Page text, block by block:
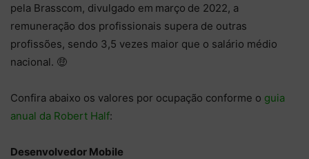
pela Brasscom, divulgado em março de 2022, a
remuneração dos profissionais supera de outras
profissões, sendo 3,5 vezes maior que o salário médio
nacional. 🤑
Confira abaixo os valores por ocupação conforme o guia
anual da Robert Half:
Desenvolvedor Mobile